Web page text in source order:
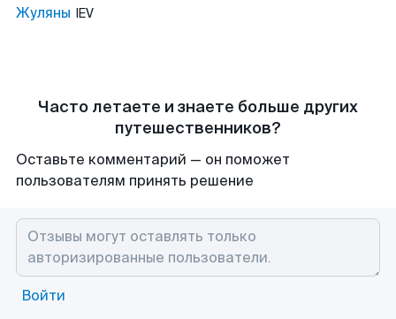
Жуляны IEV
Часто летаете и знаете больше других
путешественников?
Оставьте комментарий — он поможет
пользователям принять решение
Войти